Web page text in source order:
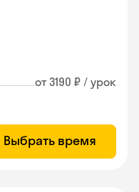
от 3190 ₽ / урок
Выбрать время